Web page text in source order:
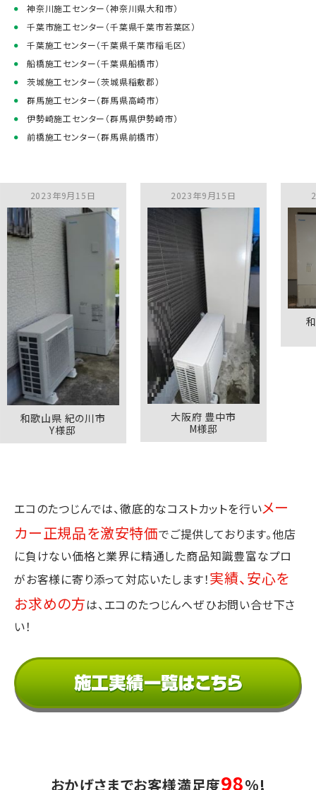
神奈川施工センター（神奈川県大和市）
千葉市施工センター（千葉県千葉市若葉区）
千葉施工センター（千葉県千葉市稲毛区）
船橋施工センター（千葉県船橋市）
茨城施工センター（茨城県稲敷郡）
群馬施工センター（群馬県高崎市）
伊勢崎施工センター（群馬県伊勢崎市）
前橋施工センター（群馬県前橋市）
年9月15日
山県 紀の川市
2023年9月15日
大阪府 豊中市
2023年9
和歌山
エコのたつじんでは、徹底的なコストカットを行いメー
カー正規品を激安特価でご提供しております。他店
に負けない価格と業界に精通した商品知識豊富なプロ
がお客様に寄り添って対応いたします！実績、安心を
お求めの方は、エコのたつじんへぜひお問い合せ下さ
い！
おかげさまでお客様満足度98%!